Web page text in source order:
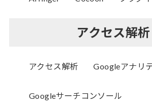
アクセス解析
アクセス解析 Googleアナリ
Googleサーチコンソール